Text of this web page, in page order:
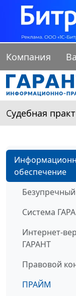
Компания
Судебная
обеспечение
Система
Интернет-
ГАРАНТ
Правовой
ПРАЙМ